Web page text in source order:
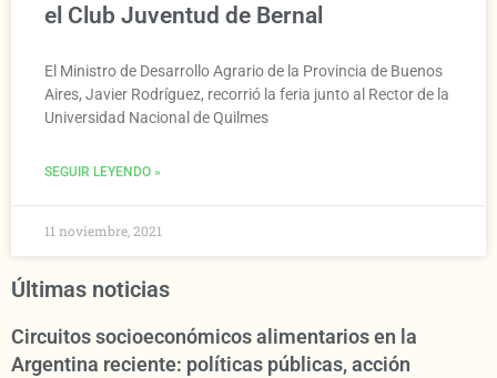
el Club Juventud de Bernal
El Ministro de Desarrollo Agrario de la Provincia de Buenos
Aires, Javier Rodríguez, recorrió la feria junto al Rector de la
Universidad Nacional de Quilmes
SEGUIR LEYENDO »
11 noviembre, 2021
Últimas noticias
Circuitos socioeconómicos alimentarios en la
Argentina reciente: políticas públicas, acción